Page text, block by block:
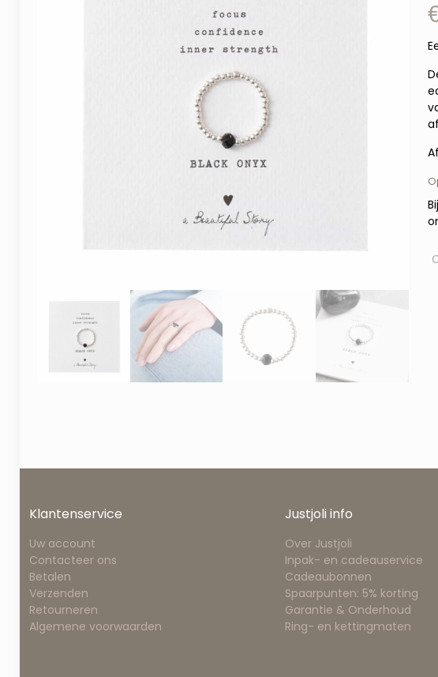
Klantenservice
Uw account
Contacteer ons
Betalen
Verzenden
Retourneren
Algemene voorwaarden
Justjoli info
Over Justjoli
Inpak- en cadeauservice
Cadeaubonnen
Spaarpunten: 5% korting
Garantie & Onderhoud
Ring- en kettingmaten